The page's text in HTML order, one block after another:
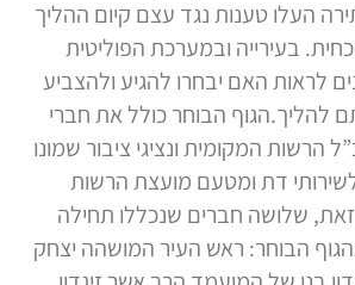
העלו טענות נגד עצם קיום ההליך
בעירייה ובמערכת הפוליטית
לראות האם יבחרו להגיע ולהצביע
להליך.הגוף הבוחר כולל את חברי
הרשות המקומית ונציגי ציבור שמונו
דת ומטעם מועצת הרשות
שלושה חברים שנכללו תחילה
הבוחר: ראש העיר המושהה יצחק